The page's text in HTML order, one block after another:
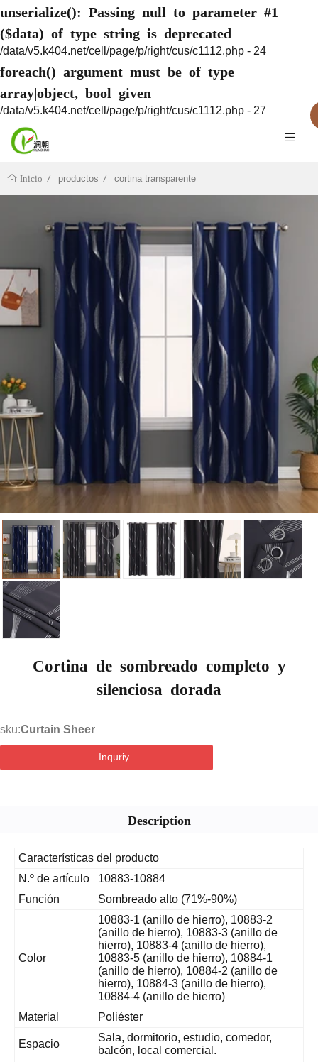
unserialize(): Passing null to parameter #1
($data) of type string is deprecated
/data/v5.k404.net/cell/page/p/right/cus/c1112.php - 24
foreach() argument must be of type
array|object, bool given
/data/v5.k404.net/cell/page/p/right/cus/c1112.php - 27
Inicio productos cortina transparente
Cortina de sombreado completo y
silenciosa dorada
sku:Curtain Sheer
Inquriy
Description
Características del producto
N.º de artículo
10883-10884
Función
Sombreado alto (71%-90%)
Color
10883-1 (anillo de hierro), 10883-2
(anillo de hierro), 10883-3 (anillo de
hierro), 10883-4 (anillo de hierro),
10883-5 (anillo de hierro), 10884-1
(anillo de hierro), 10884-2 (anillo de
hierro), 10884-3 (anillo de hierro),
10884-4 (anillo de hierro)
Material
Poliéster
Espacio
Sala, dormitorio, estudio, comedor,
balcón, local comercial.